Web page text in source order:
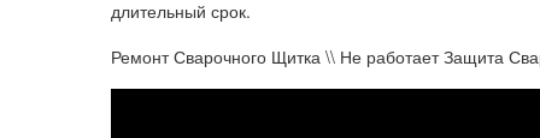
длительный срок.
Ремонт Сварочного Щитка \\ Не работает Защита